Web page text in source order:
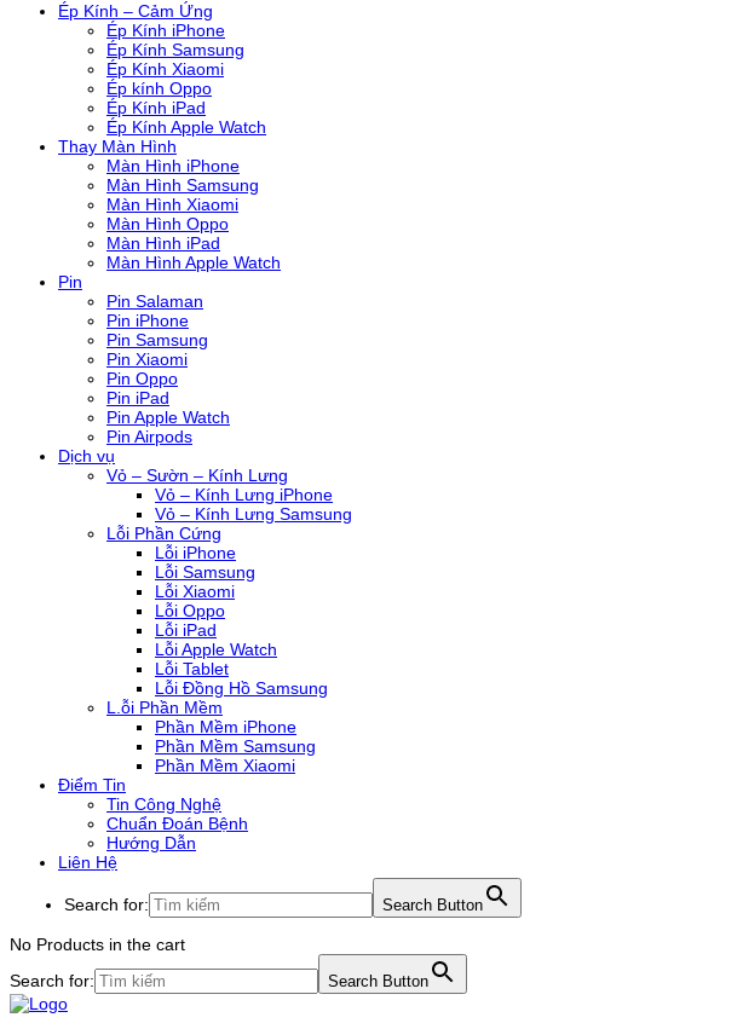
Ép Kính – Cảm Ứng
Ép Kính iPhone
Ép Kính Samsung
Ép Kính Xiaomi
Ép kính Oppo
Ép Kính iPad
Ép Kính Apple Watch
Thay Màn Hình
Màn Hình iPhone
Màn Hình Samsung
Màn Hình Xiaomi
Màn Hình Oppo
Màn Hình iPad
Màn Hình Apple Watch
Pin
Pin Salaman
Pin iPhone
Pin Samsung
Pin Xiaomi
Pin Oppo
Pin iPad
Pin Apple Watch
Pin Airpods
Dịch vụ
Vỏ – Sườn – Kính Lưng
Vỏ – Kính Lưng iPhone
Vỏ – Kính Lưng Samsung
Lỗi Phần Cứng
Lỗi iPhone
Lỗi Samsung
Lỗi Xiaomi
Lỗi Oppo
Lỗi iPad
Lỗi Apple Watch
Lỗi Tablet
Lỗi Đồng Hồ Samsung
L.ỗi Phần Mềm
Phần Mềm iPhone
Phần Mềm Samsung
Phần Mềm Xiaomi
Điểm Tin
Tin Công Nghệ
Chuẩn Đoán Bệnh
Hướng Dẫn
Liên Hệ
Search for: Search Button
No Products in the cart
Search for:
Search Button